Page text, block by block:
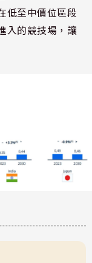
低至中價位區段
入的競技場，讓